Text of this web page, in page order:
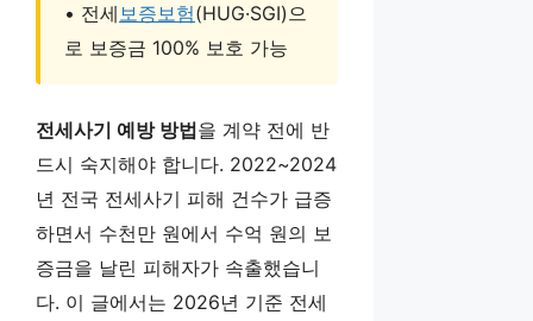
• 전세보증보험(HUG·SGI)으
로 보증금 100% 보호 가능
전세사기 예방 방법을 계약 전에 반
드시 숙지해야 합니다. 2022~2024
년 전국 전세사기 피해 건수가 급증
하면서 수천만 원에서 수억 원의 보
증금을 날린 피해자가 속출했습니
다. 이 글에서는 2026년 기준 전세